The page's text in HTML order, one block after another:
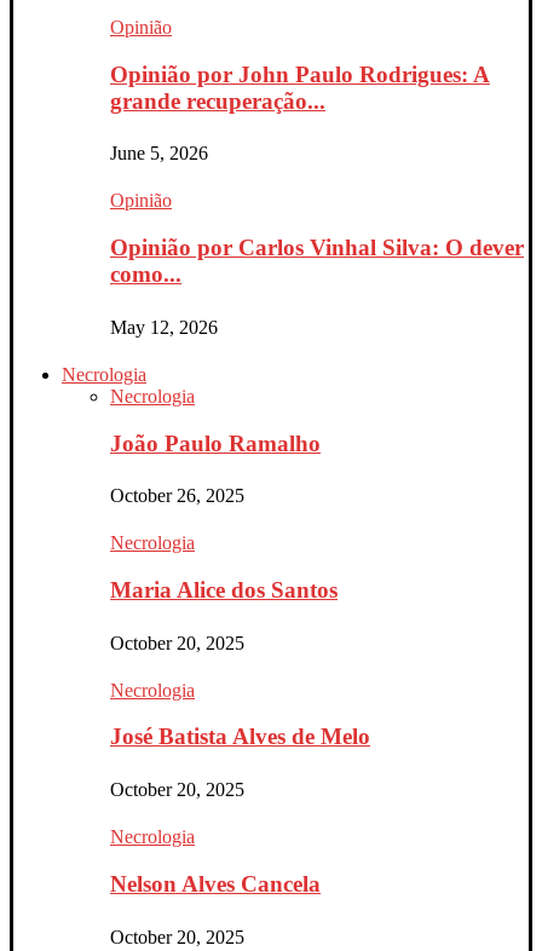
Opinião
Opinião por John Paulo Rodrigues: A
grande recuperação...
June 5, 2026
Opinião
Opinião por Carlos Vinhal Silva: O dever
como...
May 12, 2026
Necrologia
Necrologia
João Paulo Ramalho
October 26, 2025
Necrologia
Maria Alice dos Santos
October 20, 2025
Necrologia
José Batista Alves de Melo
October 20, 2025
Necrologia
Nelson Alves Cancela
October 20, 2025